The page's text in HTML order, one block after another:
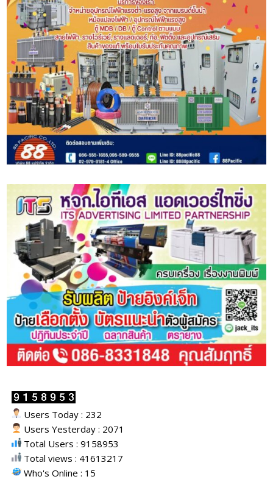
Users Today : 232
Users Yesterday : 2071
Total Users : 9158953
Total views : 41613217
Who's Online : 15